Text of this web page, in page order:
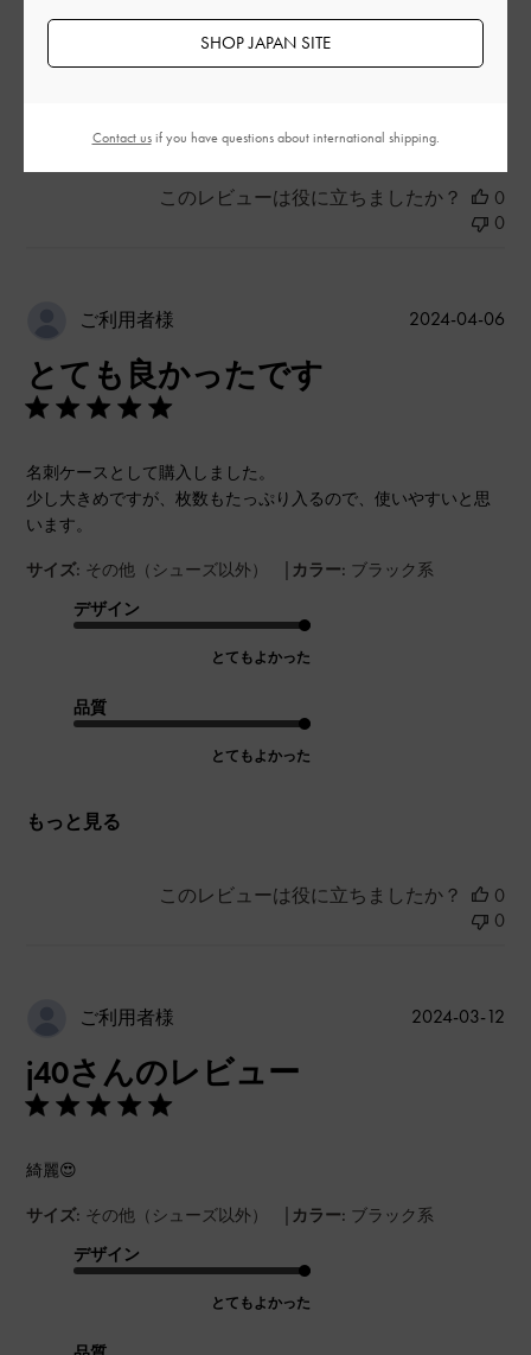
このレビューは役に立ちましたか？
0
0
ご利用者様
とても良かったです
名刺ケースとして購入しました。
少し大きめですが、枚数もたっぷり入るので、使いやすいと思
います。
サイズ: その他（シューズ以外） | カラー: ブラック系
デザイン
とてもよかった
品質
とてもよかった
もっと見る
公
2024-04-06
このレビューは役に立ちましたか？
0
0
ご利用者様
j40さんのレビュー
綺麗😍
サイズ: その他（シューズ以外） | カラー: ブラック系
デザイン
とてもよかった
公
2024-03-12
SHOP JAPAN SITE
Contact usif you have questions about international shipping.